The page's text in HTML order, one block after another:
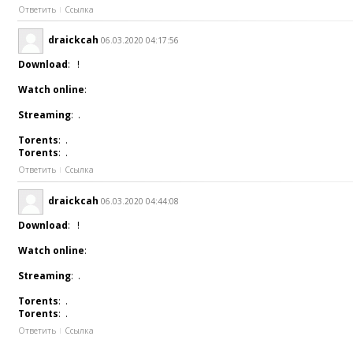
Ответить Ссылка
draickcah 06.03.2020 04:17:56
Download: !
Watch online:
Streaming: .
Torents: .
Torents: .
Ответить Ссылка
draickcah 06.03.2020 04:44:08
Download: !
Watch online:
Streaming: .
Torents: .
Torents: .
Ответить Ссылка